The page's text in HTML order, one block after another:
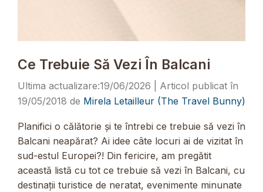
Ce Trebuie Să Vezi În Balcani
19/06/2026
19/05/2018 de Mirela Letailleur (The Travel Bunny)
Planifici o călătorie și te întrebi ce trebuie să vezi în
Balcani neapărat? Ai idee câte locuri ai de vizitat în
sud-estul Europei?! Din fericire, am pregătit
această listă cu tot ce trebuie să vezi în Balcani, cu
destinații turistice de neratat, evenimente minunate